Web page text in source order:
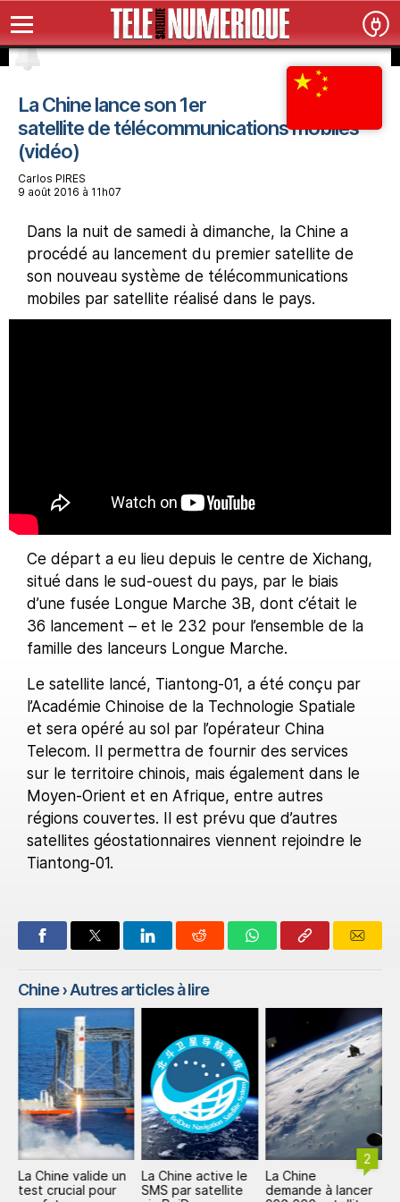
La Chine lance son 1er
satellite de télécommunications mobiles
(vidéo)
Carlos PIRES
9 août 2016 à 11h07
Dans la nuit de samedi à dimanche, la Chine a
procédé au lancement du premier satellite de
son nouveau système de télécommunications
mobiles par satellite réalisé dans le pays.
Ce départ a eu lieu depuis le centre de Xichang,
situé dans le sud-ouest du pays, par le biais
d’une fusée Longue Marche 3B, dont c’était le
36 lancement – et le 232 pour l’ensemble de la
famille des lanceurs Longue Marche.
Le satellite lancé, Tiantong-01, a été conçu par
l’Académie Chinoise de la Technologie Spatiale
et sera opéré au sol par l’opérateur China
Telecom. Il permettra de fournir des services
sur le territoire chinois, mais également dans le
Moyen-Orient et en Afrique, entre autres
régions couvertes. Il est prévu que d’autres
satellites géostationnaires viennent rejoindre le
Tiantong-01.
Chine› Autres articles à lire
La Chine valide un
test crucial pour
La Chine active le
SMS par satellite
2
La Chine
demande à lancer